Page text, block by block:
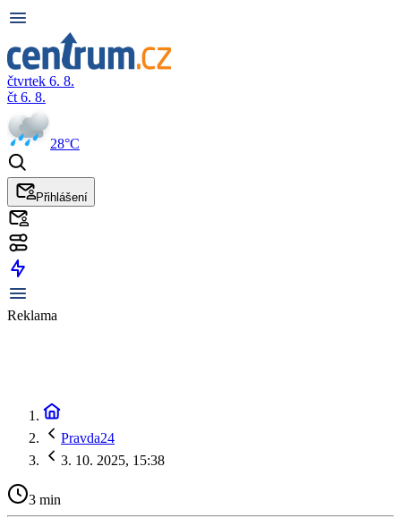
čtvrtek 6. 8.
čt 6. 8.
28°C
Přihlášení
Reklama
Pravda24
3. 10. 2025, 15:38
3 min